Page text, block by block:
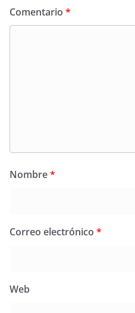
Comentario *
Nombre*
Correo electrónico *
Web